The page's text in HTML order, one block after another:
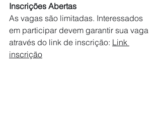
Inscrições Abertas
As vagas são limitadas. Interessados
em participar devem garantir sua vaga
através do link de inscrição: Link
inscrição